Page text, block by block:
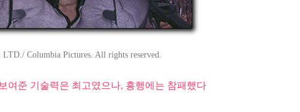
Columbia Pictures. All rights reserved.
여준 기술력은 최고였으나, 흥행에는 참패했다